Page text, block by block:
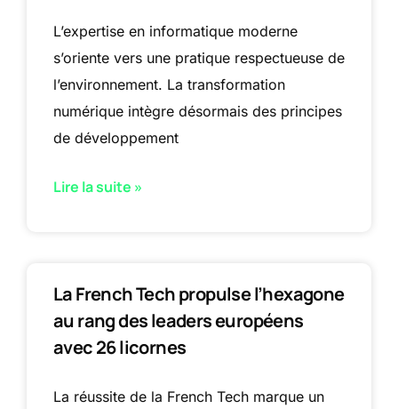
L’expertise en informatique moderne
s’oriente vers une pratique respectueuse de
l’environnement. La transformation
numérique intègre désormais des principes
de développement
Lire la suite »
La French Tech propulse l’hexagone
au rang des leaders européens
avec 26 licornes
La réussite de la French Tech marque un